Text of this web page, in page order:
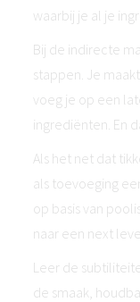
waarbij je al je
Bij de indirecte
stappen. Je
voeg je op een
ingrediënten. En
Als het net dat
als toevoeging
op basis van
naar een next
Leer de
de smaak,